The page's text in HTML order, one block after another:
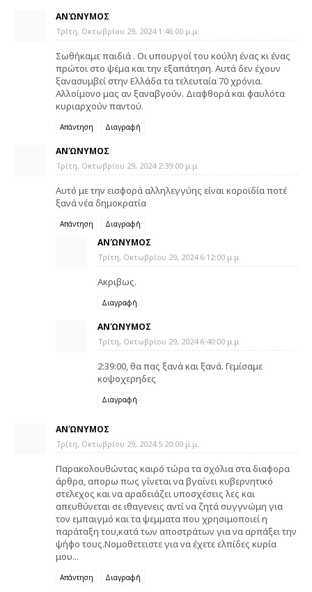
ΑΝΏΝΥΜΟΣ
Τρίτη, Οκτωβρίου 29, 2024 1:46:00 μ.μ.
Σωθήκαμε παιδιά . Οι υπουργοί του κούλη ένας κι ένας
πρώτοι στο ψέμα και την εξαπάτηση. Αυτά δεν έχουν
ξανασυμβεί στην Ελλάδα τα τελευταία 70 χρόνια.
Αλλοίμονο μας αν ξαναβγούν. Διαφθορά και φαυλότα
κυριαρχούν παντού.
Απάντηση Διαγραφή
ΑΝΏΝΥΜΟΣ
Τρίτη, Οκτωβρίου 29, 2024 2:39:00 μ.μ.
Αυτό με την εισφορά αλληλεγγύης είναι κοροϊδία ποτέ
ξανά νέα δημοκρατία
Απάντηση Διαγραφή
ΑΝΏΝΥΜΟΣ
Τρίτη, Οκτωβρίου 29, 2024 6:12:00 μ.μ.
Ακριβως.
Διαγραφή
ΑΝΏΝΥΜΟΣ
Τρίτη, Οκτωβρίου 29, 2024 6:40:00 μ.μ.
2:39:00, θα πας ξανά και ξανά. Γεμίσαμε
κοψοχερηδες
Διαγραφή
ΑΝΏΝΥΜΟΣ
Τρίτη, Οκτωβρίου 29, 2024 5:20:00 μ.μ.
Παρακολουθώντας καιρό τώρα τα σχόλια στα διαφορα
άρθρα, απορω πως γίνεται να βγαίνει κυβερνητικό
στελεχος και να αραδειάζει υποσχέσεις λες και
απευθύνεται σε ιθαγενεις αντί να ζητά συγγνώμη για
τον εμπαιγμό και τα ψεμματα που χρησιμοποιεί η
παράταξη του,κατά των αποστράτων για να αρπάξει την
ψήφο τους.Νομοθετειστε για να έχετε ελπίδες κυρία
μου...
Απάντηση Διαγραφή